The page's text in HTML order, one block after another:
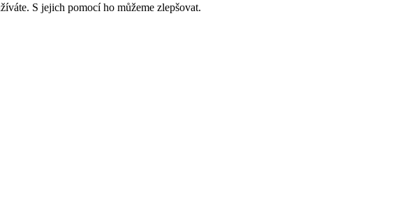
S jejich pomocí ho můžeme zlepšovat.